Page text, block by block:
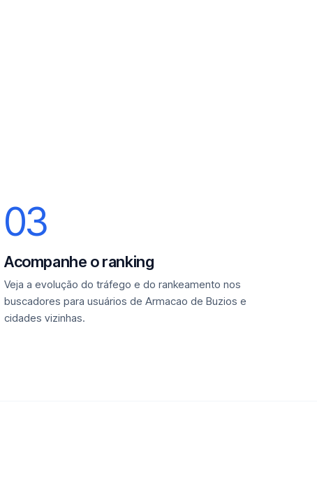
03
Acompanhe o ranking
Veja a evolução do tráfego e do rankeamento nos
buscadores para usuários de Armacao de Buzios e
cidades vizinhas.